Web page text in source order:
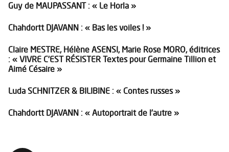
Guy de MAUPASSANT : « Le Horla »
Chahdortt DJAVANN : « Bas les voiles ! »
Claire MESTRE, Hélène ASENSI, Marie Rose MORO, éditrices
: « VIVRE C’EST RÉSISTER Textes pour Germaine Tillion et
Aimé Césaire »
Luda SCHNITZER & BILIBINE : « Contes russes »
Chahdortt DJAVANN : « Autoportrait de l’autre »